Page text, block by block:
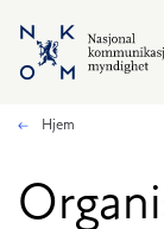
Hopp til
Hjem